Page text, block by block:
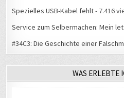
Spezielles USB-Kabel fehlt- 7.416
Service zum Selbermachen: Mein
#34C3: Die Geschichte einer
WAS ERLEBTE